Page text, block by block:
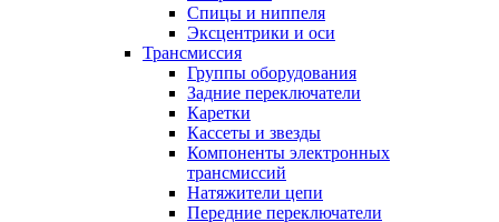
Спицы и ниппеля
Эксцентрики и оси
Трансмиссия
Группы оборудования
Задние переключатели
Каретки
Кассеты и звезды
Компоненты электронных
трансмиссий
Натяжители цепи
Передние переключатели